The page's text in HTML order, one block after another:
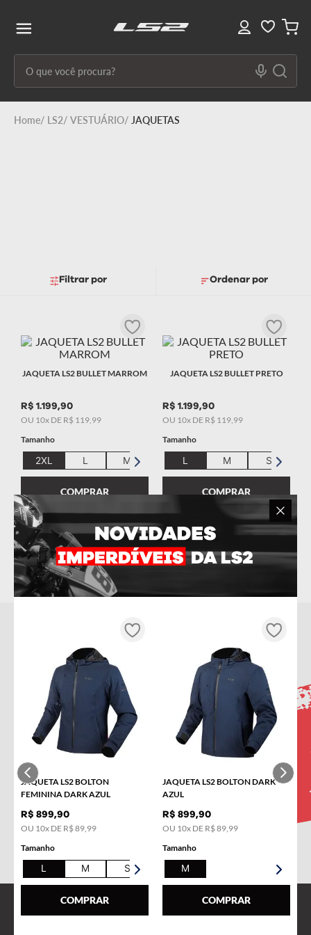
O que você procura?
JAQUETA LS2 BOLTON
FEMININA DARK AZUL
R$ 899,90
OU 10x DE R$89 99
Tamanho
L M S
COMPRAR
JAQUETA LS2 BOLTON DARK
AZUL
R$ 899,90
OU 10x DE R$89 99
Tamanho
M
COMPRAR
LS2 VESTUÁRIO JAQUETAS
Filtrar Ordenar por
JAQUETA LS2 BULLET MARROM
R$ 1.199,90
OU 10x DE R$ 119,99
Tamanho
2XL L M
COMPRAR
JAQUETA LS2 BULLET PRETO
R$ 1.199,90
OU 10x DE R$ 119,99
Tamanho
L M S
COMPRAR
INSCREVA-SE NA NOSSA
NEWSLETTER!
Receba novidades e promoções por e-mail e seja avisado
em primeira mão!
Nome
E-mail
ff358
capacete masculino